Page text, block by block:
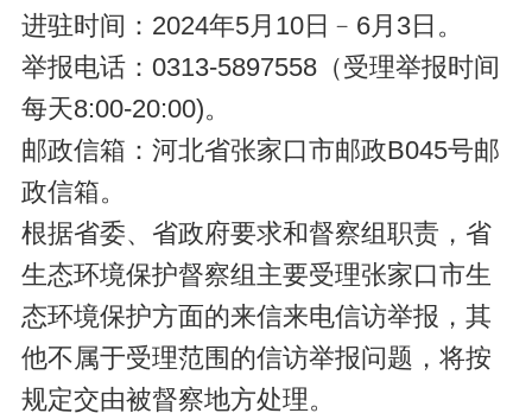
进驻时间：2024年5月10日﹣6月3日。
举报电话：0313-5897558（受理举报时间
每天8:00-20:00)。
邮政信箱：河北省张家口市邮政B045号邮
政信箱。
根据省委、省政府要求和督察组职责，省
生态环境保护督察组主要受理张家口市生
态环境保护方面的来信来电信访举报，其
他不属于受理范围的信访举报问题，将按
规定交由被督察地方处理。